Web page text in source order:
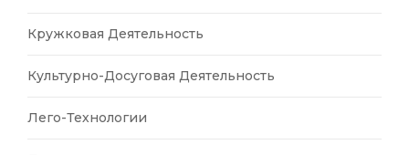
Кружковая Деятельность
Культурно-Досуговая Деятельность
Лего-Технологии